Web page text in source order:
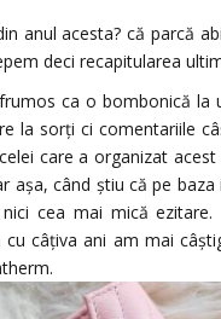
acesta? că parcă
deci recapitularea
ca o bombonică la
la sorți ci comentariile
care a organizat
așa, când știu că pe
cea mai mică
câțiva ani am mai